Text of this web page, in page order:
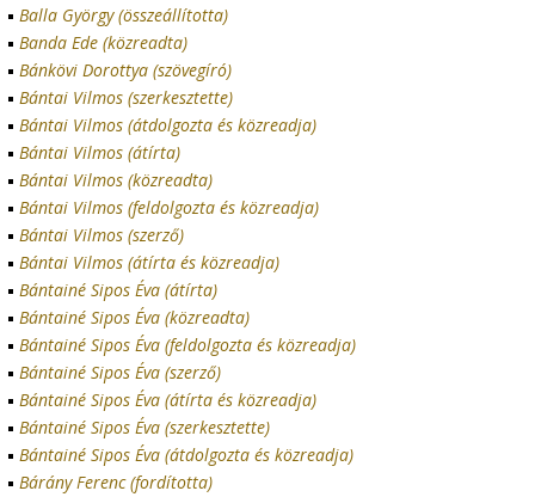
Balla György (összeállította)
Banda Ede (közreadta)
Bánkövi Dorottya (szövegíró)
Bántai Vilmos (szerkesztette)
Bántai Vilmos (átdolgozta és közreadja)
Bántai Vilmos (átírta)
Bántai Vilmos (közreadta)
Bántai Vilmos (feldolgozta és közreadja)
Bántai Vilmos (szerző)
Bántai Vilmos (átírta és közreadja)
Bántainé Sipos Éva (átírta)
Bántainé Sipos Éva (közreadta)
Bántainé Sipos Éva (feldolgozta és közreadja)
Bántainé Sipos Éva (szerző)
Bántainé Sipos Éva (átírta és közreadja)
Bántainé Sipos Éva (szerkesztette)
Bántainé Sipos Éva (átdolgozta és közreadja)
Bárány Ferenc (fordította)